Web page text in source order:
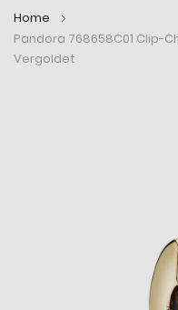
Home
Pandora 768658C01 Clip-
Vergoldet